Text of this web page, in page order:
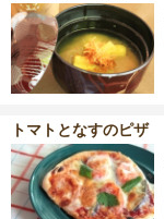
トマトとなすのピザ